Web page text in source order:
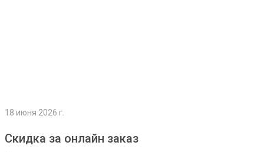
18 июня 2026 г.
Скидка за онлайн заказ